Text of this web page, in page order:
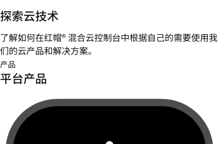
探索云技术
了解如何在红帽® 混合云控制台中根据自己的需要使用我
们的云产品和解决方案。
产品
平台产品